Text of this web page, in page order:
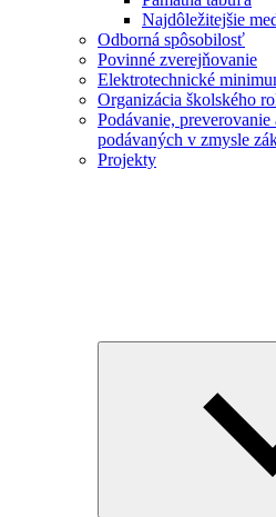
Najdôležitejšie
Odborná spôsobilosť
Povinné zverejňovanie
Elektrotechnické
Organizácia školského
Podávanie,
podávaných v zmysle
Projekty